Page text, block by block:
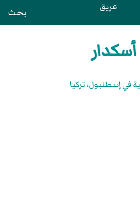
عريق بحث
أسكدار
في إسطنبول، تركيا